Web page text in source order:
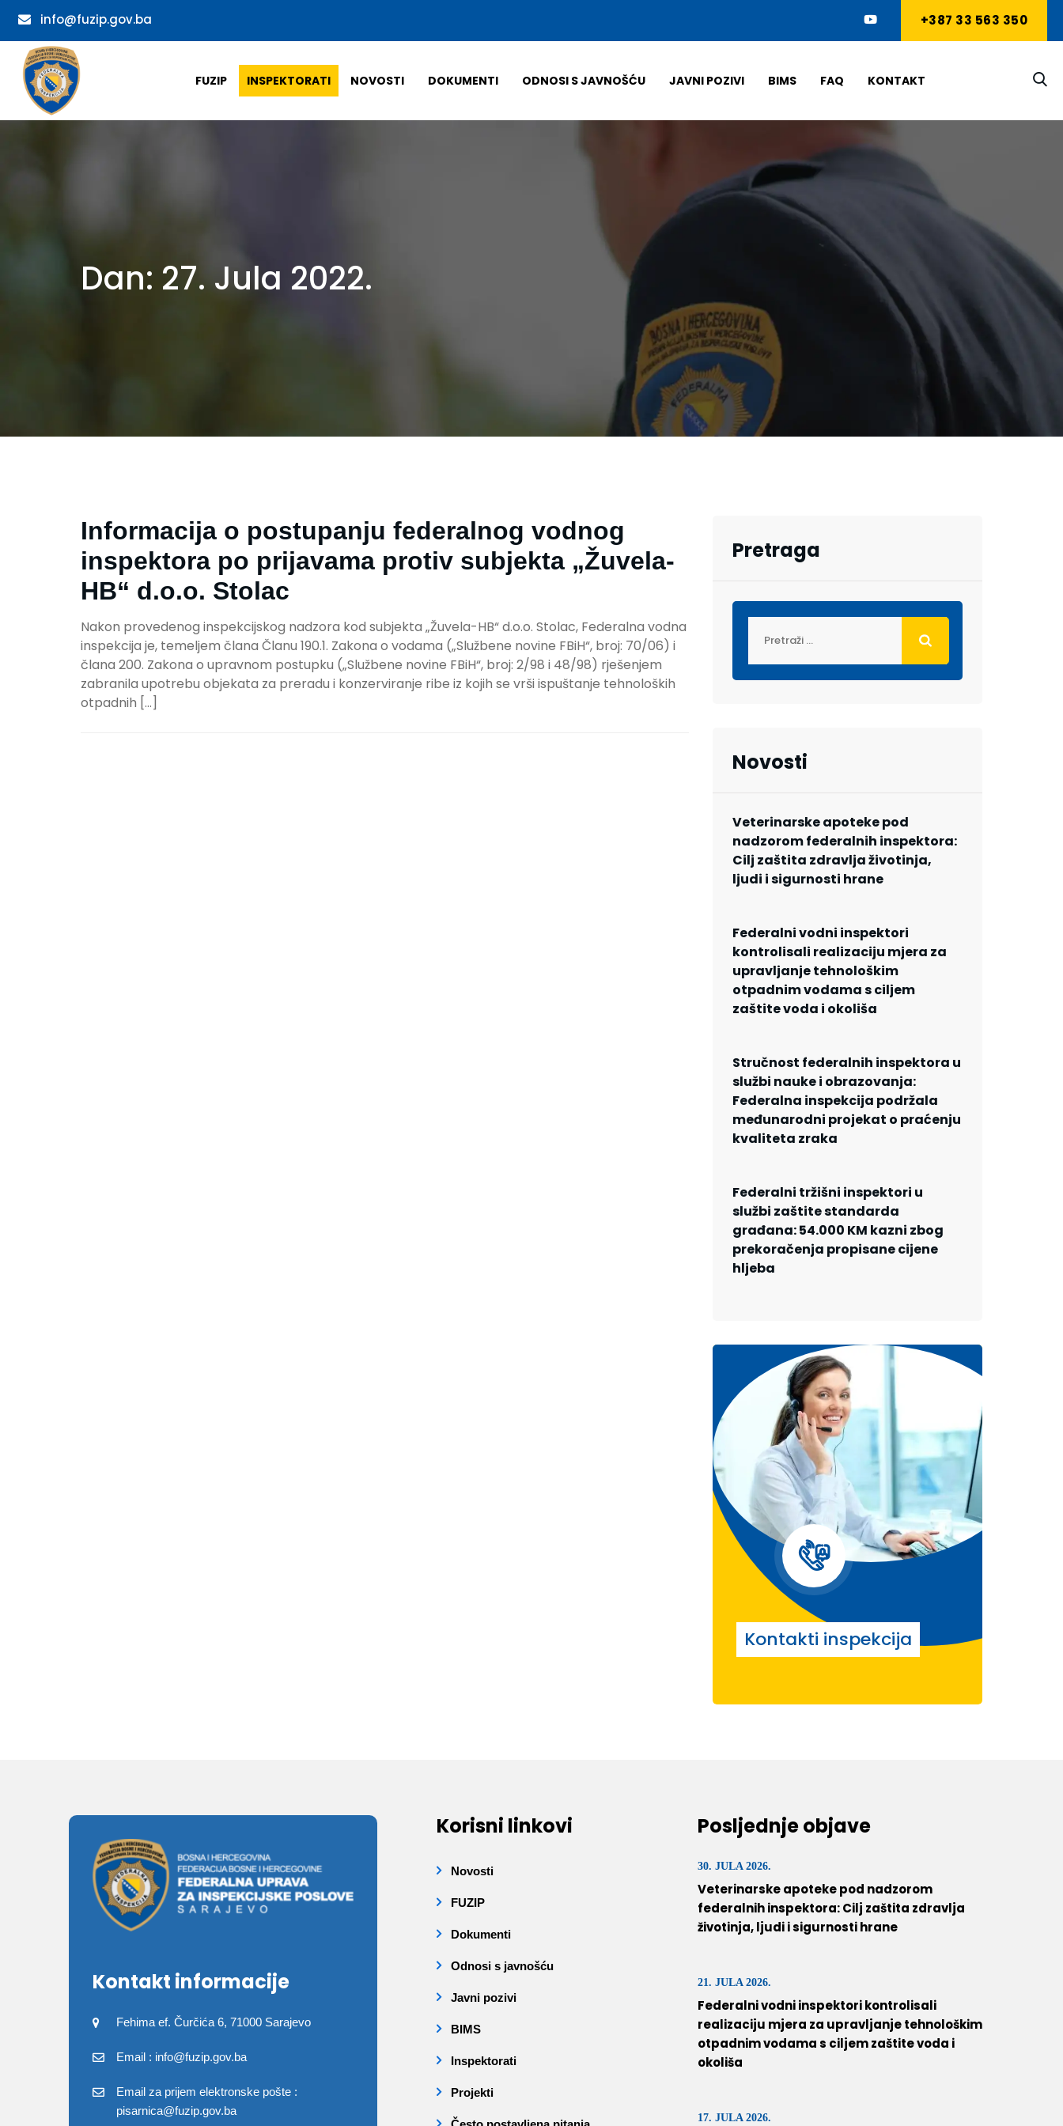
info@fuzip.gov.ba +387 33 563 350
FUZIP INSPEKTORATI NOVOSTI DOKUMENTI ODNOSI S JAVNOŠĆU JAVNI POZIVI BIMS FAQ KONTAKT
Dan: 27. Jula 2022.
Informacija o postupanju federalnog vodnog
inspektora po prijavama protiv subjekta „Žuvela-
HB“ d.o.o. Stolac
Nakon provedenog inspekcijskog nadzora kod subjekta „Žuvela-HB“ d.o.o. Stolac, Federalna vodna
inspekcija je, temeljem člana Članu 190.1. Zakona o vodama („Službene novine FBiH“, broj: 70/06) i
člana 200. Zakona o upravnom postupku („Službene novine FBiH“, broj: 2/98 i 48/98) rješenjem
zabranila upotrebu objekata za preradu i konzerviranje ribe iz kojih se vrši ispuštanje tehnoloških
otpadnih […]
Pretraga
Novosti
Veterinarske apoteke pod
nadzorom federalnih inspektora:
Cilj zaštita zdravlja životinja,
ljudi i sigurnosti hrane
Federalni vodni inspektori
kontrolisali realizaciju mjera za
upravljanje tehnološkim
otpadnim vodama s ciljem
zaštite voda i okoliša
Stručnost federalnih inspektora u
službi nauke i obrazovanja:
Federalna inspekcija podržala
međunarodni projekat o praćenju
kvaliteta zraka
Federalni tržišni inspektori u
službi zaštite standarda
građana: 54.000 KM kazni zbog
prekoračenja propisane cijene
hljeba
Kontakti inspekcija
Kontakt informacije
Fehima ef. Čurčića 6, 71000 Sarajevo
Email : info@fuzip.gov.ba
Email za prijem elektronske pošte :
pisarnica@fuzip.gov.ba
Korisni linkovi
Novosti
FUZIP
Dokumenti
Odnosi s javnošću
Javni pozivi
BIMS
Inspektorati
Projekti
Posljednje objave
30. JULA 2026.
Veterinarske apoteke pod nadzorom
federalnih inspektora: Cilj zaštita zdravlja
životinja, ljudi i sigurnosti hrane
21. JULA 2026.
Federalni vodni inspektori kontrolisali
realizaciju mjera za upravljanje tehnološkim
otpadnim vodama s ciljem zaštite voda i
okoliša
17. JULA 2026.